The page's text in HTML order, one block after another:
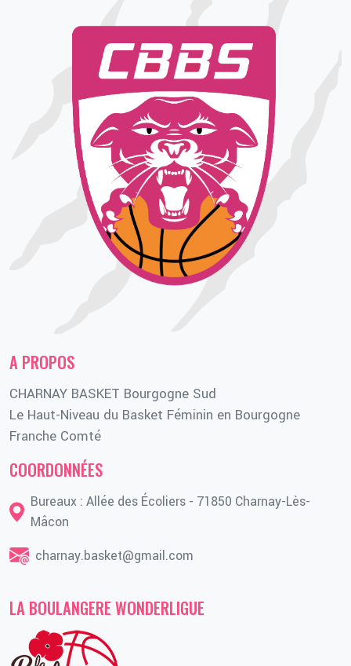
A PROPOS
CHARNAY BASKET Bourgogne Sud
Le Haut-Niveau du Basket Féminin en Bourgogne
Franche Comté
COORDONNÉES
Bureaux : Allée des Écoliers - 71850 Charnay-Lès-
Mâcon
charnay.basket@gmail.com
LA BOULANGERE WONDERLIGUE